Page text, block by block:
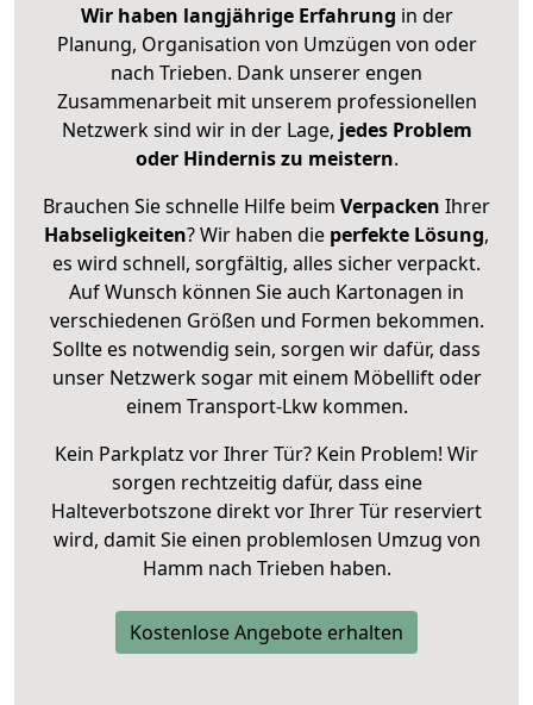
Wir haben langjährige Erfahrung in der
Planung, Organisation von Umzügen von oder
nach Trieben. Dank unserer engen
Zusammenarbeit mit unserem professionellen
Netzwerk sind wir in der Lage, jedes Problem
oder Hindernis zu meistern.
Brauchen Sie schnelle Hilfe beim Verpacken Ihrer
Habseligkeiten? Wir haben die perfekte Lösung,
es wird schnell, sorgfältig, alles sicher verpackt.
Auf Wunsch können Sie auch Kartonagen in
verschiedenen Größen und Formen bekommen.
Sollte es notwendig sein, sorgen wir dafür, dass
unser Netzwerk sogar mit einem Möbellift oder
einem Transport-Lkw kommen.
Kein Parkplatz vor Ihrer Tür? Kein Problem! Wir
sorgen rechtzeitig dafür, dass eine
Halteverbotszone direkt vor Ihrer Tür reserviert
wird, damit Sie einen problemlosen Umzug von
Hamm nach Trieben haben.
Kostenlose Angebote erhalten